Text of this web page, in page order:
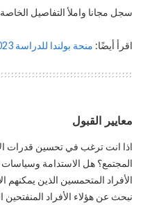
سجل مجانا واملأ التفاصيل
اقرأ أيضًا: منحة بولندا للدراسة 2023 | دراسة بدون رسوم
معايير القبول
اذا انت ترغب في تحسين قدرات
المجتمع؟ هل الاستدامة
الأفراد المتحمسين الذين يمكنهم
نبحث عن هؤلاء الأفراد المنفتحين